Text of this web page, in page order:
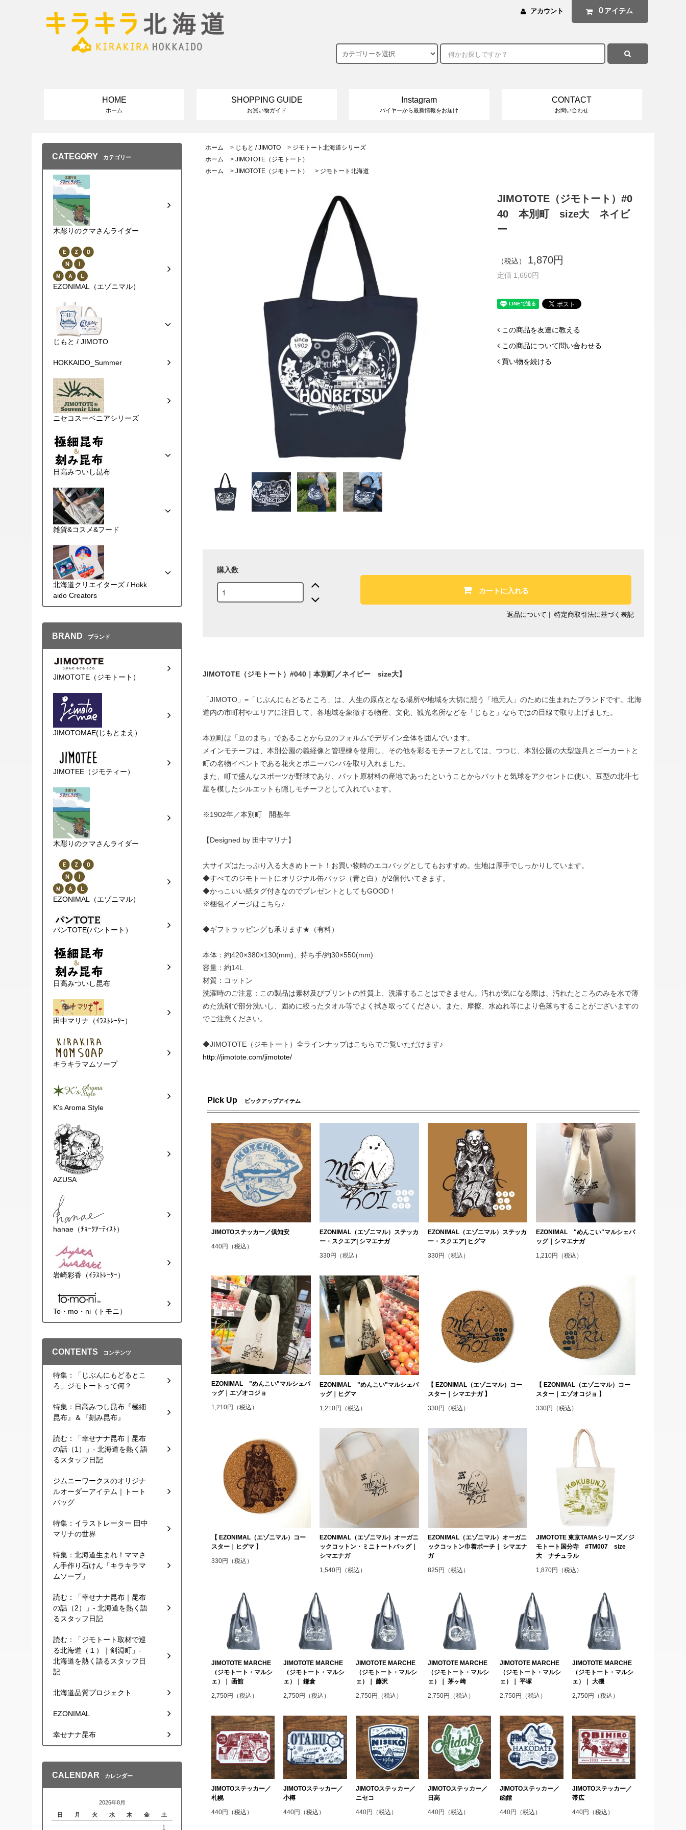
アカウント 0 アイテム
HOME
ホーム
SHOPPING GUIDE
お買い物ガイド
Instagram
バイヤーから最新情報をお届け
CONTACT
お問い合わせ
ホーム > じもと / JIMOTO > ジモトート北海道シリーズ
ホーム
> JIMOTOTE（ジモトート）
ホーム
> JIMOTOTE（ジモトート） > ジモトート北海道
JIMOTOTE（ジモトート）#0
40 本別町 size大 ネイビ
ー
（税込） 1,870円
定価 1,650円
この商品を友達に教える
この商品について問い合わせる
買い物を続ける
購入数
カートに入れる
返品について | 特定商取引法に基づく表記
JIMOTOTE（ジモトート）#040｜本別町／ネイビー size大】
「JIMOTO」=「じぶんにもどるところ」は、人生の原点となる場所や地域を大切に想う「地元人」のために生まれたブランドです。北海
道内の市町村やエリアに注目して、各地域を象徴する物産、文化、観光名所などを「じもと」ならではの目線で取り上げました。
本別町は「豆のまち」であることから豆のフォルムでデザイン全体を囲んでいます。
メインモチーフは、本別公園の義経像と管理棟を使用し、その他を彩るモチーフとしては、つつじ、本別公園の大型遊具とゴーカートと
町の名物イベントである花火とポニーバンバを取り入れました。
また、町で盛んなスポーツが野球であり、バット原材料の産地であったということからバットと気球をアクセントに使い、豆型の北斗七
星を模したシルエットも隠しモチーフとして入れています。
※1902年／本別町 開基年
【Designed by 田中マリナ】
大サイズはたっぷり入る大きめトート！お買い物時のエコバッグとしてもおすすめ。生地は厚手でしっかりしています。
◆すべてのジモトートにオリジナル缶バッジ（青と白）が2個付いてきます。
◆かっこいい紙タグ付きなのでプレゼントとしてもGOOD！
※梱包イメージはこちら♪
◆ギフトラッピングも承ります★（有料）
本体：約420×380×130(mm)、持ち手/約30×550(mm)
容量：約14L
材質：コットン
洗濯時のご注意：この製品は素材及びプリントの性質上、洗濯することはできません。汚れが気になる際は、汚れたところのみを水で薄
めた洗剤で部分洗いし、固めに絞ったタオル等でよく拭き取ってください。また、摩擦、水ぬれ等により色落ちすることがございますの
でご注意ください。
◆JIMOTOTE（ジモトート）全ラインナップはこちらでご覧いただけます♪
http://jimotote.com/jimotote/
Pick Up ピックアップアイテム
JIMOTOステッカー／倶知安
440円（税込）
EZONIMAL（エゾニマル）ステッカ
ー・スクエア| シマエナガ
330円（税込）
EZONIMAL（エゾニマル）ステッカ
ー・スクエア| ヒグマ
330円（税込）
EZONIMAL "めんこい"マルシェバ
ッグ｜シマエナガ
1,210円（税込）
EZONIMAL "めんこい"マルシェバ
ッグ｜エゾオコジョ
1,210円（税込）
EZONIMAL "めんこい"マルシェバ
ッグ｜ヒグマ
1,210円（税込）
【 EZONIMAL（エゾニマル）コー
スター｜シマエナガ 】
330円（税込）
【 EZONIMAL（エゾニマル）コー
スター｜エゾオコジョ 】
330円（税込）
【 EZONIMAL（エゾニマル）コー
スター｜ヒグマ 】
330円（税込）
EZONIMAL（エゾニマル）オーガニ
ックコットン・ミニトートバッグ｜
シマエナガ
1,540円（税込）
EZONIMAL（エゾニマル）オーガニ
ックコットン巾着ポーチ｜ シマエナ
ガ
825円（税込）
JIMOTOTE 東京TAMAシリーズ／ジ
モトート国分寺 #TM007 size
大 ナチュラル
1,870円（税込）
JIMOTOTE MARCHE
（ジモトート・マルシ
ェ）｜ 函館
2,750円（税込）
JIMOTOTE MARCHE
（ジモトート・マルシ
ェ）｜ 鎌倉
2,750円（税込）
JIMOTOTE MARCHE
（ジモトート・マルシ
ェ）｜ 藤沢
2,750円（税込）
JIMOTOTE MARCHE
（ジモトート・マルシ
ェ）｜ 茅ヶ崎
2,750円（税込）
JIMOTOTE MARCHE
（ジモトート・マルシ
ェ）｜ 平塚
2,750円（税込）
JIMOTOTE MARCHE
（ジモトート・マルシ
ェ）｜ 大磯
2,750円（税込）
JIMOTOステッカー／
札幌
440円（税込）
JIMOTOステッカー／
小樽
440円（税込）
JIMOTOステッカー／
ニセコ
440円（税込）
JIMOTOステッカー／
日高
440円（税込）
JIMOTOステッカー／
函館
440円（税込）
JIMOTOステッカー／
帯広
440円（税込）
CATEGORY カテゴリー
木彫りのクマさんライダー
EZONIMAL（エゾニマル）
じもと / JIMOTO
HOKKAIDO_Summer
ニセコスーベニアシリーズ
日高みついし昆布
雑貨&コスメ&フード
北海道クリエイターズ / Hokk
aido Creators
BRAND ブランド
JIMOTOTE（ジモトート）
JIMOTOMAE(じもとまえ）
JIMOTEE（ジモティー）
木彫りのクマさんライダー
EZONIMAL（エゾニマル）
パンTOTE(パントート）
日高みついし昆布
田中マリナ（ｲﾗｽﾄﾚｰﾀｰ）
キラキラマムソープ
K's Aroma Style
AZUSA
hanae（ﾁｮｰｸｱｰﾃｨｽﾄ）
岩崎彩香（ｲﾗｽﾄﾚｰﾀｰ）
To・mo・ni（トモニ）
CONTENTS コンテンツ
特集：「じぶんにもどるとこ
ろ」ジモトートって何？
特集：日高みつし昆布『極細
昆布』＆『刻み昆布』
読む：「幸せナナ昆布｜昆布
の話（1）」- 北海道を熱く語
るスタッフ日記
ジムニーワークスのオリジナ
ルオーダーアイテム｜トート
バッグ
特集：イラストレーター 田中
マリナの世界
特集：北海道生まれ！ママさ
ん手作り石けん「キラキラマ
ムソープ」
読む：「幸せナナ昆布｜昆布
の話（2）」- 北海道を熱く語
るスタッフ日記
読む：「ジモトート取材で巡
る北海道（１）｜剣淵町」-
北海道を熱く語るスタッフ日
記
北海道品質プロジェクト
EZONIMAL
幸せナナ昆布
CALENDAR カレンダー
2026年8月
日
月 火 水 木 金 土
1